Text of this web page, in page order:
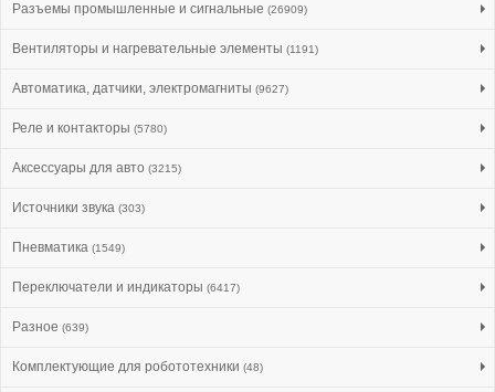
Разъемы промышленные и сигнальные (26909)
Вентиляторы и нагревательные элементы (1191)
Автоматика, датчики, электромагниты (9627)
Реле и контакторы (5780)
Аксессуары для авто (3215)
Источники звука (303)
Пневматика (1549)
Переключатели и индикаторы (6417)
Разное (639)
Комплектующие для робототехники (48)